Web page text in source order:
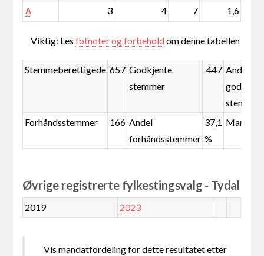
A 3 4 7 1,6
Viktig: Lesfotnoter og forbeholdom denne tabellen
Stemmeberettigede 657 Godkjente
stemmer
447 Andel
stemmer
Forhåndsstemmer
166 Andel
forhåndsstemmer
37,1
%
Øvrige registrerte fylkestingsvalg - Tydal
2019 2023
Vis mandatfordeling for dette resultatet etter